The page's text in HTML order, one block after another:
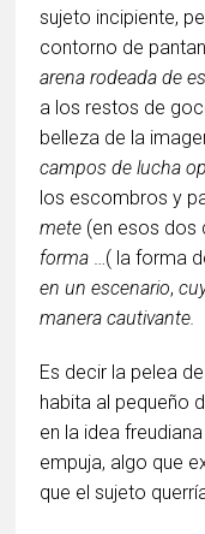
sujeto incipiente,
contorno de
arena rodeada de
a los restos de
belleza de la
campos de lucha
los escombros y
mete (en esos
forma …( la forma
en un escenario,
manera cautivante.
Es decir la pelea
habita al pequeño
en la idea
empuja, algo que
que el sujeto